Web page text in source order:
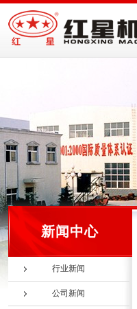
新闻中心
行业新闻
公司新闻